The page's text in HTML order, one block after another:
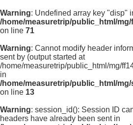
Warning: Undefined array key "disp"
/home/measuretrip/public_html/
on line 71
Warning: Cannot modify header
sent by (output started at
/home/measuretrip/public_html/mg/
in
/home/measuretrip/public_html/
on line 13
Warning: session_id(): Session ID
headers have already been sent in